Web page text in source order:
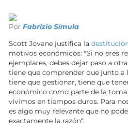
Por Fabrizio Símula
Scott Jovane justifica la
motivos económicos: "Si no eres
ejemplares, debes dejar paso a
tiene que comprender que junto a
tiene que gestionar, tiene que
económico como parte de la toma
vivimos en tiempos duros. Para
es algo muy relevante que no
exactamente la razón".